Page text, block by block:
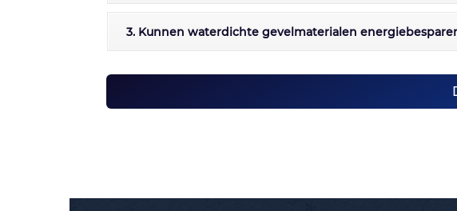
3. Kunnen waterdichte gevelmaterialen